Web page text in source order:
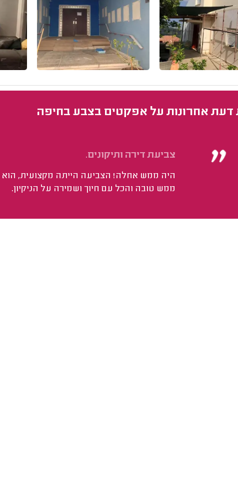
דעת אחרונות על אפקטים בצבע בחיפה
צביעת דירה ותיקונים.
היה ממש אחלה! הצביעה הייתה מקצועית,
ממש טובה והכל עם חיוך ושמירה על הניקיון.